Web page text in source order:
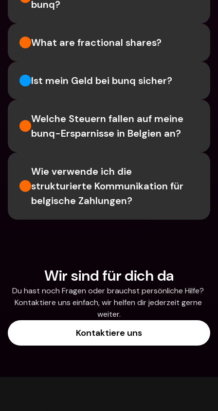
bunq?
What are fractional shares?
Ist mein Geld bei bunq sicher?
Welche Steuern fallen auf meine
bunq-Ersparnisse in Belgien an?
Wie verwende ich die
strukturierte Kommunikation für
belgische Zahlungen?
Wir sind für dich da
Du hast noch Fragen oder brauchst persönliche Hilfe?
Kontaktiere uns einfach, wir helfen dir jederzeit gerne
weiter.
Kontaktiere uns